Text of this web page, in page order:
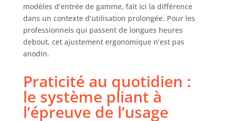
modèles d’entrée de gamme, fait ici la différence
dans un contexte d’utilisation prolongée. Pour les
professionnels qui passent de longues heures
debout, cet ajustement ergonomique n’est pas
anodin.
Praticité au quotidien :
le système pliant à
l’épreuve de l’usage